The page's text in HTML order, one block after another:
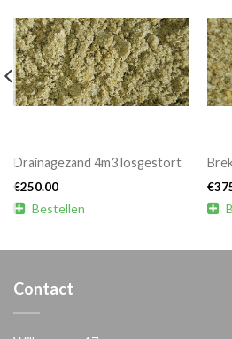
Drainagezand 4m3 losgestort
€250.00
 Bestellen
€

Contact